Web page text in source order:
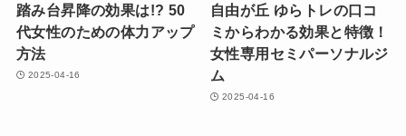
踏み台昇降の効果は!? 50
代女性のための体力アップ
方法
2025-04-16
自由が丘 ゆらトレの口コ
ミからわかる効果と特徴！
女性専用セミパーソナルジ
ム
2025-04-16